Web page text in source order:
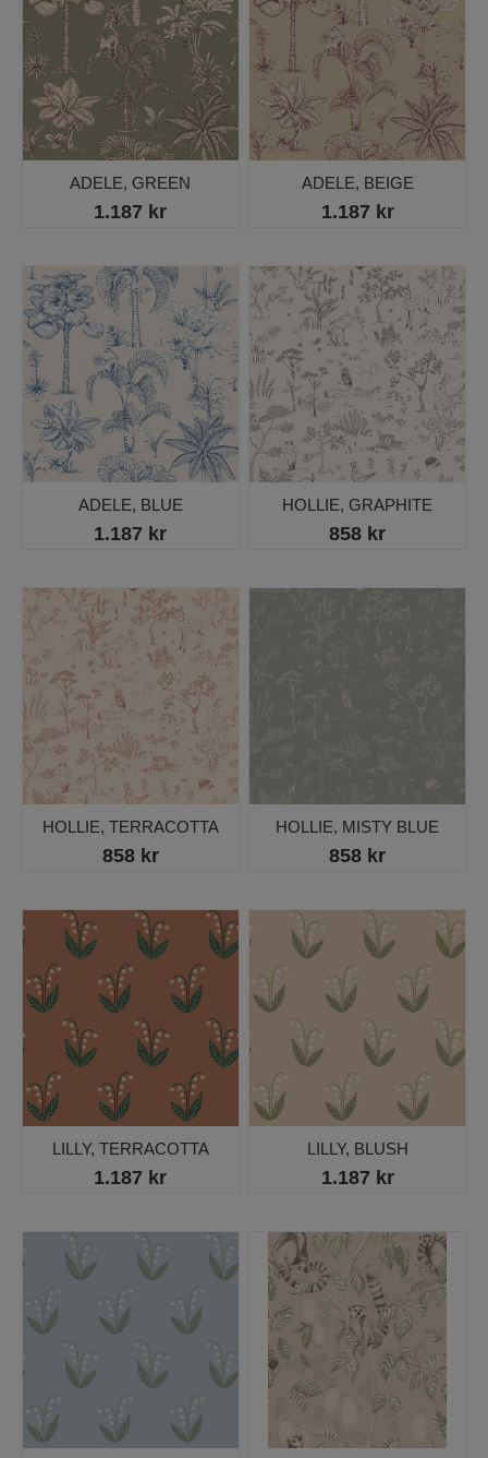
ADELE, GREEN
1.187 kr
ADELE, BEIGE
1.187 kr
ADELE, BLUE
1.187 kr
HOLLIE, GRAPHITE
858 kr
HOLLIE, TERRACOTTA
858 kr
HOLLIE, MISTY BLUE
858 kr
LILLY, TERRACOTTA
1.187 kr
LILLY, BLUSH
1.187 kr